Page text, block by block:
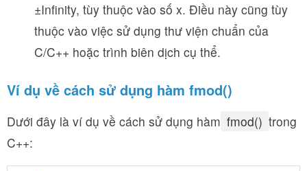
±Infinity, tùy thuộc vào số x. Điều này cũng tùy
thuộc vào việc sử dụng thư viện chuẩn của
C/C++ hoặc trình biên dịch cụ thể.
Ví dụ về cách sử dụng hàm fmod()
Dưới đây là ví dụ về cách sử dụng hàm fmod() trong
C++: